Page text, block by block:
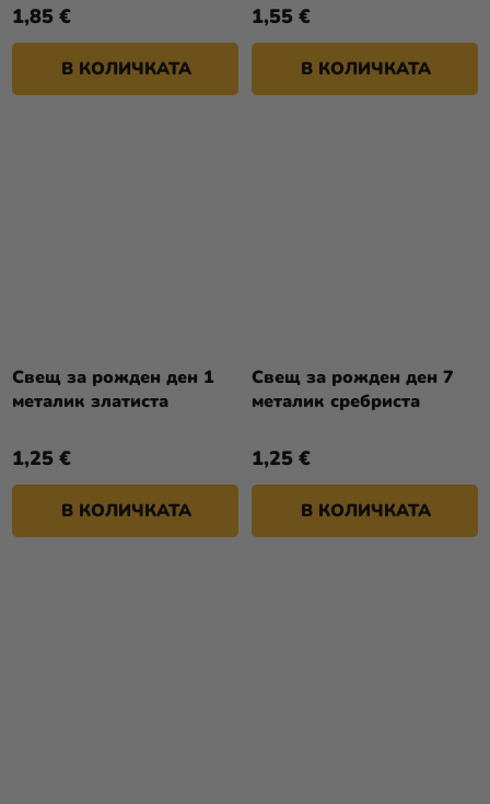
1,85 €
В КОЛИЧКАТА
1,55 €
В КОЛИЧКАТА
Свещ за рожден ден 1
металик златиста
1,25 €
В КОЛИЧКАТА
Свещ за рожден ден 7
металик сребриста
1,25 €
В КОЛИЧКАТА